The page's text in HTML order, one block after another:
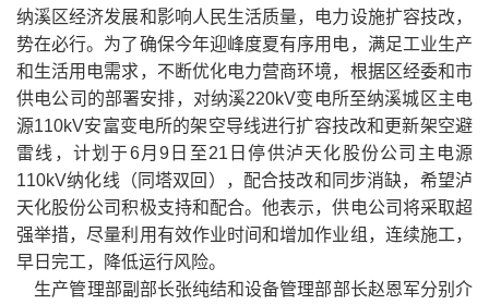
纳溪区经济发展和影响人民生活质量，电力设施扩容技改，
势在必行。为了确保今年迎峰度夏有序用电，满足工业生产
和生活用电需求，不断优化电力营商环境，根据区经委和市
供电公司的部署安排，对纳溪220kV变电所至纳溪城区主电
源110kV安富变电所的架空导线进行扩容技改和更新架空避
雷线，计划于6月9日至21日停供泸天化股份公司主电源
110kV纳化线（同塔双回），配合技改和同步消缺，希望泸
天化股份公司积极支持和配合。他表示，供电公司将采取超
强举措，尽量利用有效作业时间和增加作业组，连续施工，
早日完工，降低运行风险。
生产管理部副部长张纯结和设备管理部部长赵恩军分别介